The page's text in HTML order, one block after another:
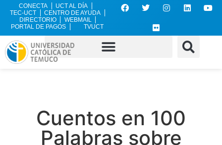
CONECTA
UCT AL DÍA
TEC-UCT
CENTRO DE AYUDA
DIRECTORIO
WEBMAIL
PORTAL DE PAGOS
TVUCT
Cuentos en 100
Palabras sobre